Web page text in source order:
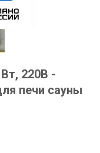
220В -
печи сауны